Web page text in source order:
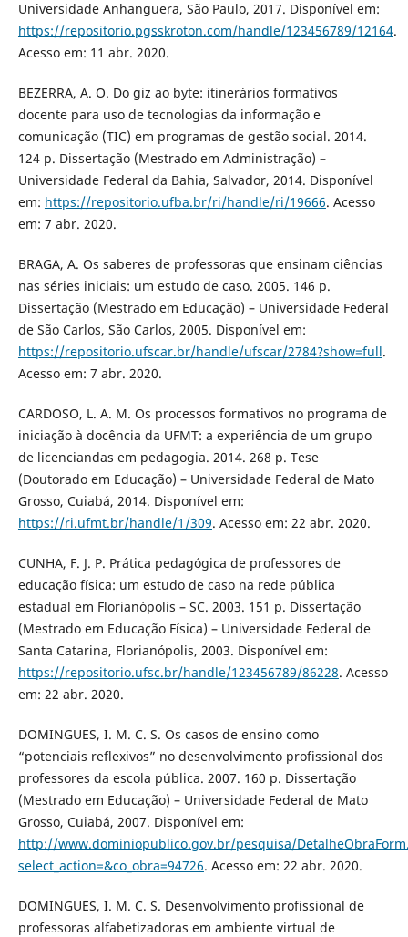
Universidade Anhanguera, São Paulo, 2017. Disponível em:
https://repositorio.pgsskroton.com/handle/123456789/12164.
Acesso em: 11 abr. 2020.
BEZERRA, A. O. Do giz ao byte: itinerários formativos
docente para uso de tecnologias da informação e
comunicação (TIC) em programas de gestão social. 2014.
124 p. Dissertação (Mestrado em Administração) –
Universidade Federal da Bahia, Salvador, 2014. Disponível
em: https://repositorio.ufba.br/ri/handle/ri/19666. Acesso
em: 7 abr. 2020.
BRAGA, A. Os saberes de professoras que ensinam ciências
nas séries iniciais: um estudo de caso. 2005. 146 p.
Dissertação (Mestrado em Educação) – Universidade Federal
de São Carlos, São Carlos, 2005. Disponível em:
https://repositorio.ufscar.br/handle/ufscar/2784?show=full.
Acesso em: 7 abr. 2020.
CARDOSO, L. A. M. Os processos formativos no programa de
iniciação à docência da UFMT: a experiência de um grupo
de licenciandas em pedagogia. 2014. 268 p. Tese
(Doutorado em Educação) – Universidade Federal de Mato
Grosso, Cuiabá, 2014. Disponível em:
https://ri.ufmt.br/handle/1/309. Acesso em: 22 abr. 2020.
CUNHA, F. J. P. Prática pedagógica de professores de
educação física: um estudo de caso na rede pública
estadual em Florianópolis – SC. 2003. 151 p. Dissertação
(Mestrado em Educação Física) – Universidade Federal de
Santa Catarina, Florianópolis, 2003. Disponível em:
https://repositorio.ufsc.br/handle/123456789/86228. Acesso
em: 22 abr. 2020.
DOMINGUES, I. M. C. S. Os casos de ensino como
“potenciais reflexivos” no desenvolvimento profissional dos
professores da escola pública. 2007. 160 p. Dissertação
(Mestrado em Educação) – Universidade Federal de Mato
Grosso, Cuiabá, 2007. Disponível em:
http://www.dominiopublico.gov.br/pesquisa/
select_action=&co_obra=94726. Acesso em: 22 abr. 2020.
DOMINGUES, I. M. C. S. Desenvolvimento profissional de
professoras alfabetizadoras em ambiente virtual de